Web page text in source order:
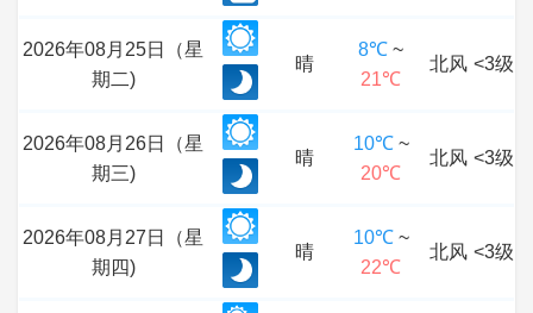
2026年08月25日（星
期二)
晴
8℃ ~
21℃
北风 <3级
2026年08月26日（星
期三)
晴
10℃~
20℃
北风 <3级
2026年08月27日（星
期四)
晴
10℃~
22℃
北风 <3级